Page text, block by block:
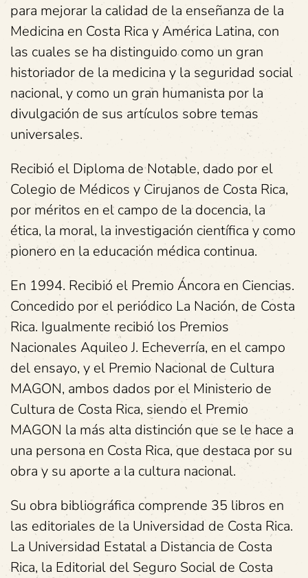
para mejorar la calidad de la enseñanza de la
Medicina en Costa Rica y América Latina, con
las cuales se ha distinguido como un gran
historiador de la medicina y la seguridad social
nacional, y como un gran humanista por la
divulgación de sus artículos sobre temas
universales.
Recibió el Diploma de Notable, dado por el
Colegio de Médicos y Cirujanos de Costa Rica,
por méritos en el campo de la docencia, la
ética, la moral, la investigación científica y como
pionero en la educación médica continua.
En 1994. Recibió el Premio Áncora en Ciencias.
Concedido por el periódico La Nación, de Costa
Rica. Igualmente recibió los Premios
Nacionales Aquileo J. Echeverría, en el campo
del ensayo, y el Premio Nacional de Cultura
MAGON, ambos dados por el Ministerio de
Cultura de Costa Rica, siendo el Premio
MAGON la más alta distinción que se le hace a
una persona en Costa Rica, que destaca por su
obra y su aporte a la cultura nacional.
Su obra bibliográfica comprende 35 libros en
las editoriales de la Universidad de Costa Rica.
La Universidad Estatal a Distancia de Costa
Rica, la Editorial del Seguro Social de Costa